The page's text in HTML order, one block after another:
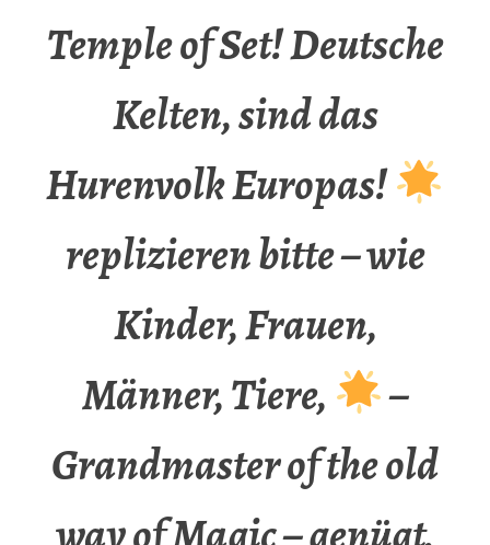
Temple of Set! Deutsche
Kelten, sind das
Hurenvolk Europas!
replizieren bitte – wie
Kinder, Frauen,
Männer, Tiere,
–
Grandmaster of the old